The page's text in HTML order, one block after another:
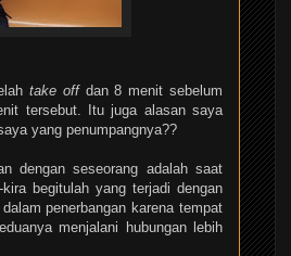
take offdan 8 menit sebelum
tersebut. Itu juga alasan saya
yang penumpangnya??
dengan seseorang adalah saat
begitulah yang terjadi dengan
penerbangan karena tempat
menjalani hubungan lebih